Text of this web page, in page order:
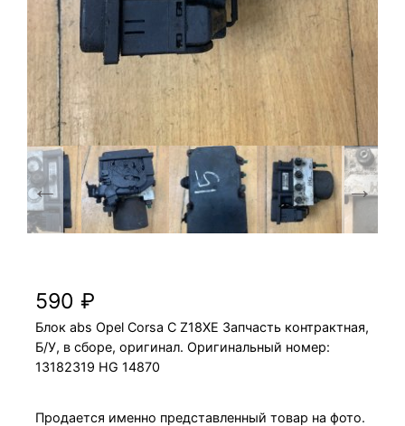
590₽
Блок abs Opel Corsa C Z18XE Запчасть контрактная,
Б/У, в сборе, оригинал. Оригинальный номер:
13182319 HG 14870
Продается именно представленный товар на фото.